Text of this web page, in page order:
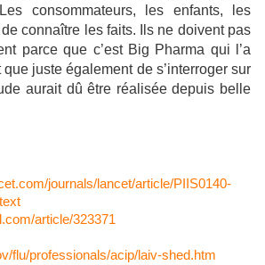
consommateurs, les enfants, les
connaître les faits. Ils ne doivent pas
parce que c’est Big Pharma qui l’a
juste également de s’interroger sur
aurait dû être réalisée depuis belle
journals/lancet/article/PIIS0140-
article/323371
flu/professionals/acip/laiv-shed.htm